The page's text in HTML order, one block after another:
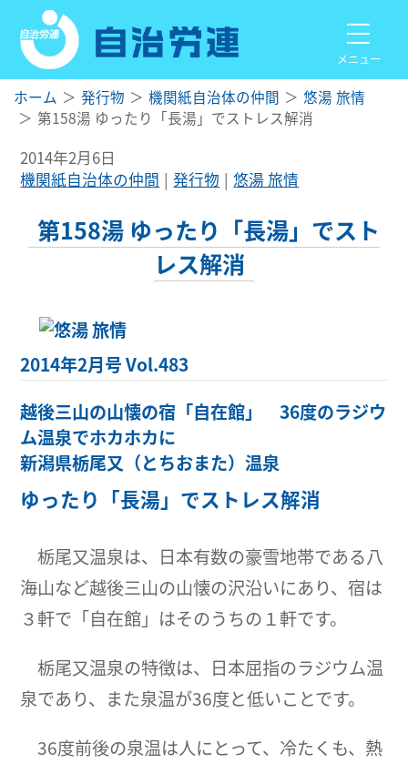
メニュー
ホーム 発行物 機関紙自治体の仲間
悠湯 旅情
第158湯 ゆったり「長湯」でストレス解消
2014年2月6日
機関紙自治体の仲間
発行物 悠湯 旅情
第158湯 ゆったり「長湯」でスト
レス解消
2014年2月号 Vol.483
越後三山の山懐の宿「自在館」 36度のラジウ
ム温泉でホカホカに
新潟県栃尾又（とちおまた）温泉
ゆったり「長湯」でストレス解消
栃尾又温泉は、日本有数の豪雪地帯である八
海山など越後三山の山懐の沢沿いにあり、宿は
３軒で「自在館」はそのうちの１軒です。
栃尾又温泉の特徴は、日本屈指のラジウム温
泉であり、また泉温が36度と低いことです。
36度前後の泉温は人にとって、冷たくも、熱